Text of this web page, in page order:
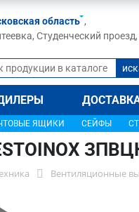
область ,
Студенческий проезд,
ЯЩИКИ СЕЙФЫ
Вентиляционные